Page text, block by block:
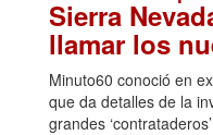
Sierra
llamar los
Minuto60 conoció en
que da detalles de la
grandes